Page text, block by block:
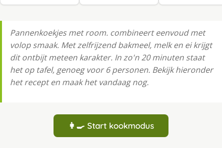
Pannenkoekjes met room. combineert eenvoud met
volop smaak. Met zelfrijzend bakmeel, melk en ei krijgt
dit ontbijt meteen karakter. In zo'n 20 minuten staat
het op tafel, genoeg voor 6 personen. Bekijk hieronder
het recept en maak het vandaag nog.
👩‍🍳 Start kookmodus